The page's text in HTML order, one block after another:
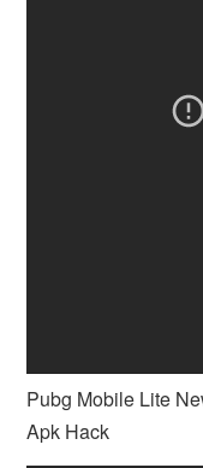
Pubg Mobile Lite
Apk Hack